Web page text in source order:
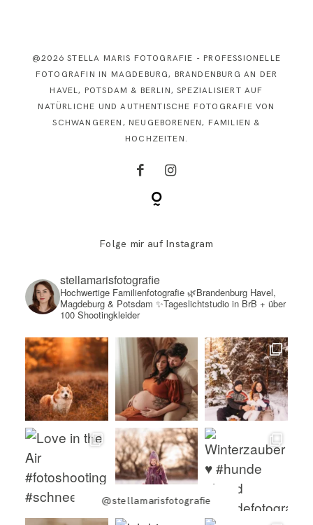
@2026 STELLA MARIS FOTOGRAFIE - PROFESSIONELLE
FOTOGRAFIN IN MAGDEBURG, BRANDENBURG AN DER
HAVEL, POTSDAM & BERLIN, SPEZIALISIERT AUF
NATÜRLICHE UND AUTHENTISCHE FOTOGRAFIE VON
SCHWANGEREN, NEUGEBORENEN, FAMILIEN &
HOCHZEITEN.
Folge mir auf Instagram
@stellamarisfotografie
stellamarisfotografie
Hochwertige Familienfotografie🌿Brandenburg Havel,
Magdeburg & Potsdam ✨Tageslichtstudio in BrB + über
100 Shootingkleider